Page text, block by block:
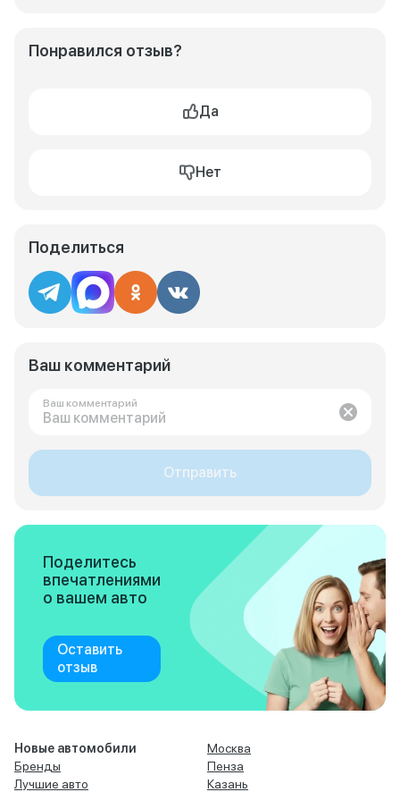
Понравился отзыв?
Да
Нет
Поделиться
Ваш комментарий
Ваш комментарий
Отправить
Поделитесь
впечатлениями
о вашем авто
Оставить
отзыв
Новые автомобили
Бренды
Лучшие авто
Москва
Пенза
Казань